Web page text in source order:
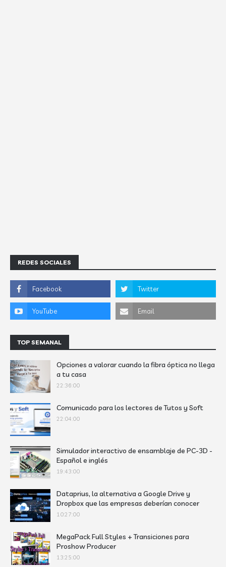
REDES SOCIALES
TOP SEMANAL
Opciones a valorar cuando la fibra óptica no llega
a tu casa
22:36:00
Comunicado para los lectores de Tutos y Soft
22:04:00
Simulador interactivo de ensamblaje de PC-3D -
Español e inglés
19:43:00
Dataprius, la alternativa a Google Drive y
Dropbox que las empresas deberían conocer
10:27:00
MegaPack Full Styles + Transiciones para
Proshow Producer
13:25:00